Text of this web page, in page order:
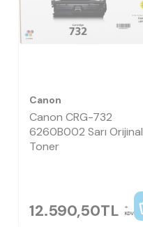
Canon
Canon CRG-732
6260B002 Sarı Orijinal
Toner
12.590,50TL KDV